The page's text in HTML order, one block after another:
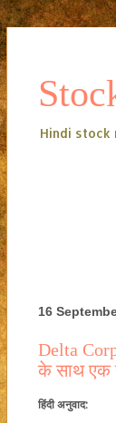
Hindi stock
16
Delta
के साथ एक
हिंदी अनुवाद: